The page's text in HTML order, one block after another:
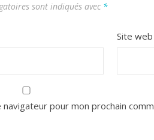
sont indiqués avec *
Site web
pour mon prochain